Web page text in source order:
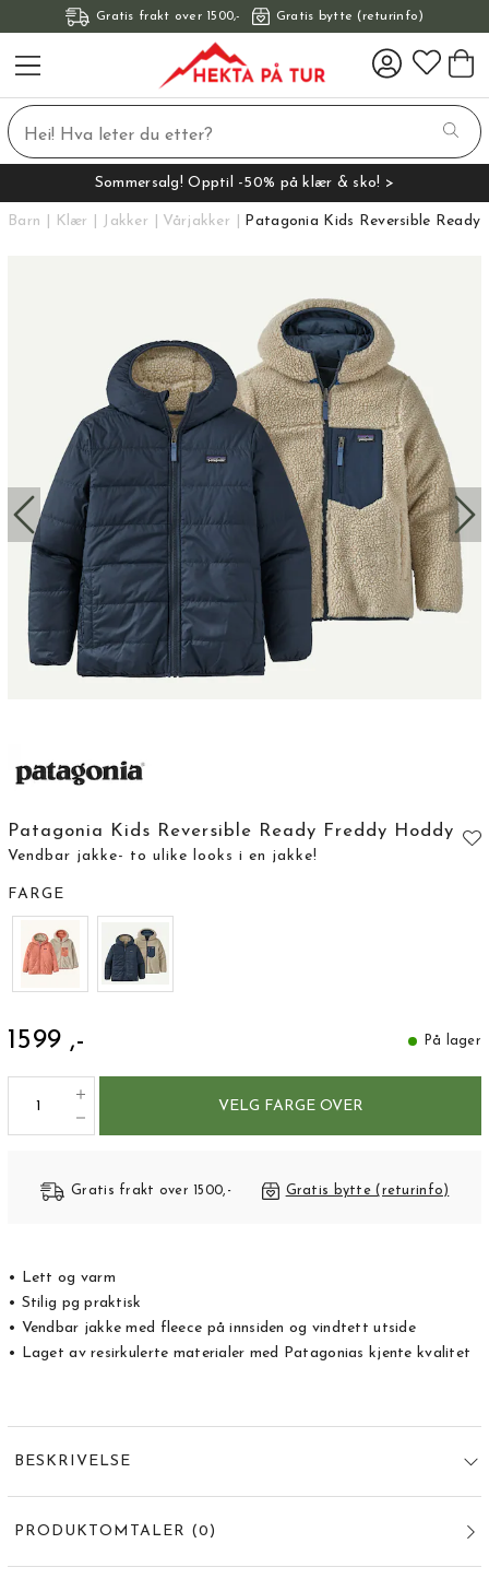
Gratis frakt over 1500,- Gratis bytte (returinfo)
Sommersalg! Opptil -50% på klær & sko! >
Barn Klær Jakker Vårjakker Patagonia Kids Reversible Ready
Patagonia Kids Reversible Ready Freddy Hoddy
Vendbar jakke- to ulike looks i en jakke!
FARGE
1599 ,- På lager
VELG FARGE OVER
Gratis frakt over 1500,- Gratis bytte (returinfo)
• Lett og varm
• Stilig pg praktisk
• Vendbar jakke med fleece på innsiden og vindtett utside
• Laget av resirkulerte materialer med Patagonias kjente kvalitet
BESKRIVELSE
PRODUKTOMTALER (0 )